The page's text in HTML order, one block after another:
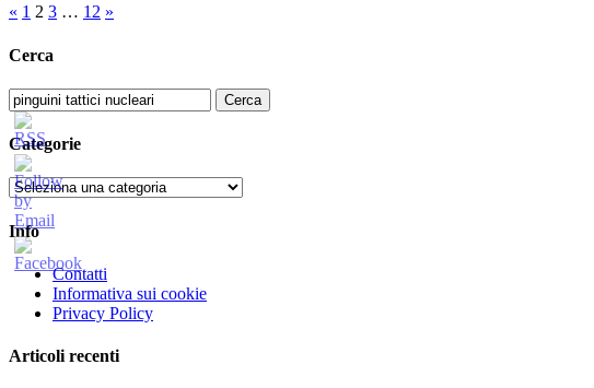
Paginazione
degli
« 1 2 3 … 12 »
Cerca
Ricerca
per:
Categorie
Categorie
Info
Contatti
Informativa sui cookie
Privacy Policy
Articoli recenti